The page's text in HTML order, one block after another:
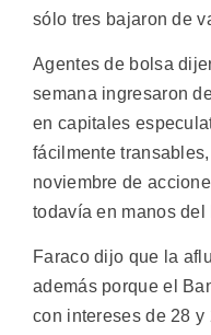
sólo tres bajaron de
Agentes de bolsa
semana ingresaron
en capitales
fácilmente
noviembre de
todavía en manos del
Faraco dijo que la
además porque el
con intereses de 28